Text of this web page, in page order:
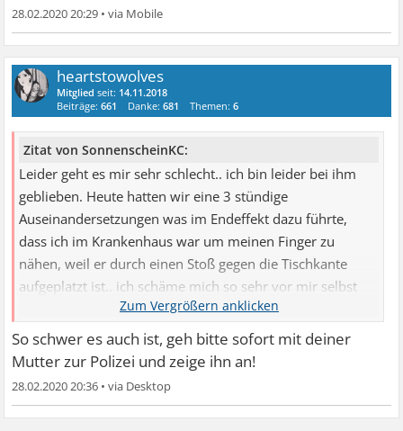
28.02.2020 20:29 •
heartstowolves
Mitglied seit: 14.11.2018
Beiträge:661 Danke:681 Themen:6
Zitat von SonnenscheinKC:
Leider geht es mir sehr schlecht.. ich bin leider bei ihm
geblieben. Heute hatten wir eine 3 stündige
Auseinandersetzungen was im Endeffekt dazu führte,
dass ich im Krankenhaus war um meinen Finger zu
nähen, weil er durch einen Stoß gegen die Tischkante
aufgeplatzt ist.. ich schäme mich so sehr vor mir selbst
und er zeigt wie immer keine Reue und denkt ich hätte es
verdient.
Meine Sachen sind nun alle bei meiner Mutter und ich will
nicht mehr zu ihm zurück.
So schwer es auch ist, geh bitte sofort mit deiner
Mutter zur Polizei und zeige ihn an!
28.02.2020 20:36 •